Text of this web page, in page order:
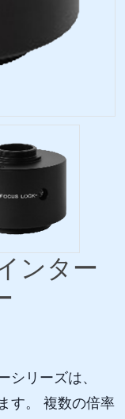
ンター
リーズは、
す。 複数の倍率